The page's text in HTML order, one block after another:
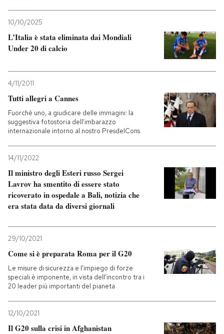
10/10/2025
L’Italia è stata eliminata dai Mondiali
Under 20 di calcio
4/11/2011
Tutti allegri a Cannes
Fuorchè uno, a giudicare delle immagini: la
suggestiva fotostoria dell'imbarazzo
internazionale intorno al nostro PresdelCons
14/11/2022
Il ministro degli Esteri russo Sergei
Lavrov ha smentito di essere stato
ricoverato in ospedale a Bali, notizia che
era stata data da diversi giornali
29/10/2021
Come si è preparata Roma per il G20
Le misure di sicurezza e l'impiego di forze
speciali è imponente, in vista dell'incontro tra i
20 leader più importanti del pianeta
12/10/2021
Il G20 sulla crisi in Afghanistan